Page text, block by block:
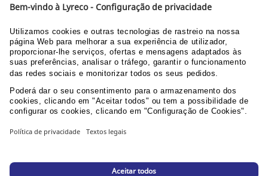
DESCUBRA OS NOSSOS CATÁLOGOS E GUIAS
Guia do utilizador Web
Documentação corporativa
PPU área clientes
Acessibilidade||Política de Privacidade|
Configurações de privacidade